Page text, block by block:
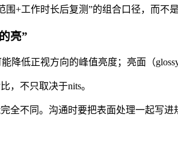
+工作时长后复测”的组合口径，而不
亮”
降低正视方向的峰值亮度；亮面（
，不只取决于nits。
全不同。沟通时要把表面处理一起写进